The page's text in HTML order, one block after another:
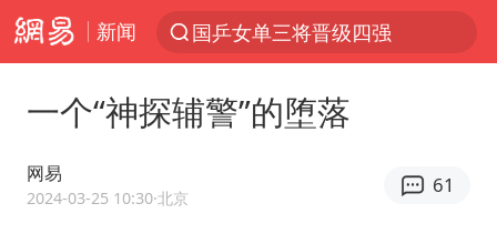
新闻
国乒女单三将晋级四强
陈思诚零点晒照为佟丽娅庆生
一个“神探辅警”的堕落
网易
2024-03-25 10:30·北京
61